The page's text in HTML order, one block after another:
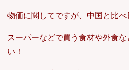
物価に関してですが、中国と比べ
スーパーなどで買う食材や外食
い！